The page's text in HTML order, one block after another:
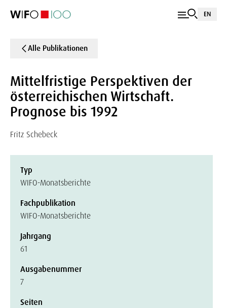
EN
Alle Publikationen
Mittelfristige Perspektiven der
österreichischen Wirtschaft.
Prognose bis 1992
Fritz Schebeck
Typ
WIFO-Monatsberichte
Fachpublikation
WIFO-Monatsberichte
Jahrgang
61
Ausgabenummer
7
Seiten